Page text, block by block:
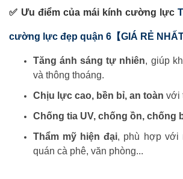
✅ Ưu điểm của mái kính cường lực
cường lực đẹp quận 6【GIÁ RẺ
Tăng ánh sáng tự nhiên, giúp
và thông thoáng.
Chịu lực cao, bền bỉ, an toàn với
Chống tia UV, chống ồn, chống
Thẩm mỹ hiện đại, phù hợp với
quán cà phê, văn phòng...